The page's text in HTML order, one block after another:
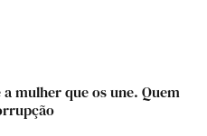
mulher que os une. Quem